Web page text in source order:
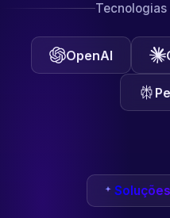
OpenAI